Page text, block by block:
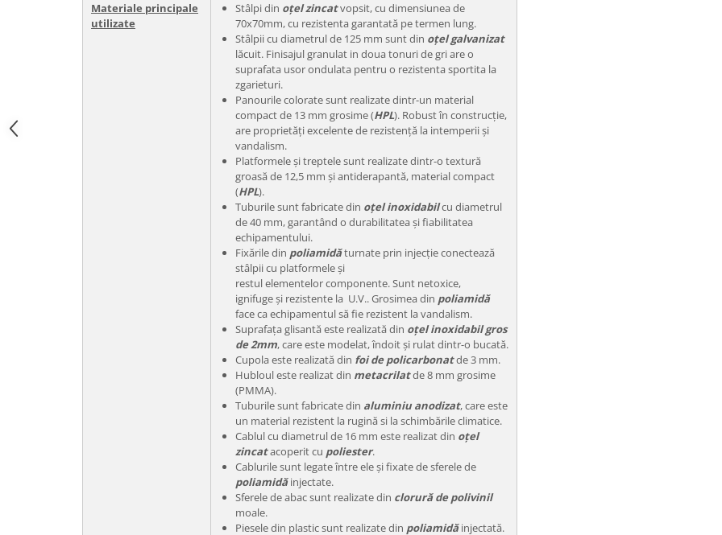
Materiale principale
utilizate
Stâlpi din oțel zincatvopsit, cu dimensiunea de
70x70mm, cu rezistenta garantată pe termen lung.
Stâlpii cu diametrul de 125 mm sunt din oțel galvanizat
lăcuit. Finisajul granulat in doua tonuri de gri are o
suprafata usor ondulata pentru o rezistenta sportita la
zgarieturi.
Panourile colorate sunt realizate dintr-un material
compact de 13 mm grosime (HPL). Robust în construcție,
are proprietăți excelente de rezistență la intemperii și
vandalism.
Platformele și treptele sunt realizate dintr-o textură
groasă de 12,5 mm și antiderapantă, material compact
(HPL).
Tuburile sunt fabricate din oțel inoxidabilcu diametrul
de 40 mm, garantând o durabilitatea și fiabilitatea
echipamentului.
Fixările din poliamidăturnate prin injecție conectează
stâlpii cu platformele și
restul elementelor componente. Sunt netoxice,
ignifuge și rezistente la U.V.. Grosimea din poliamidă
face ca echipamentul să fie rezistent la vandalism.
Suprafața glisantă este realizată din oțel inoxidabil gros
de 2mm, care este modelat, îndoit și rulat dintr-o bucată.
Cupola este realizată din foi de policarbonatde 3 mm.
Hubloul este realizat din metacrilatde 8 mm grosime
(PMMA).
Tuburile sunt fabricate din aluminiu anodizat, care este
un material rezistent la rugină si la schimbările climatice.
Cablul cu diametrul de 16 mm este realizat din oțel
zincatacoperit cu poliester.
Cablurile sunt legate între ele și fixate de sferele de
poliamidăinjectate.
Sferele de abac sunt realizate din clorură de polivinil
moale.
Piesele din plastic sunt realizate din poliamidăinjectată.